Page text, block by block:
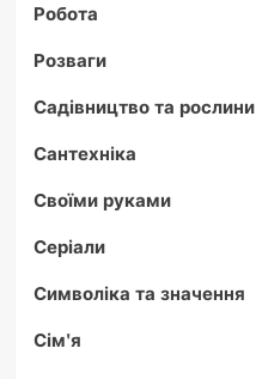
Робота
Розваги
Садівництво та рослини
Сантехніка
Своїми руками
Серіали
Символіка та значення
Сім'я